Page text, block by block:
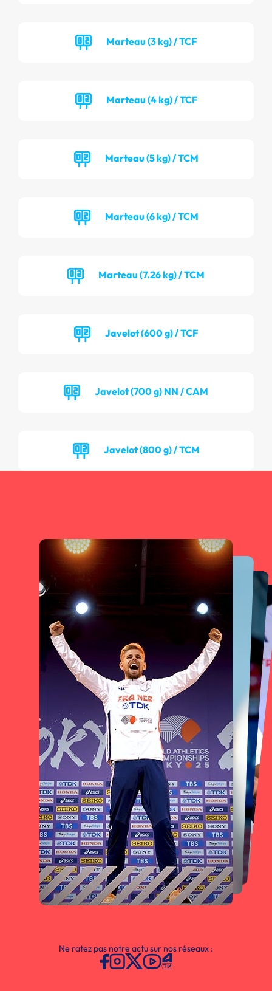
Marteau (3 kg) / TCF
Marteau (4 kg) / TCF
Marteau (5 kg) / TCM
Marteau (6 kg) / TCM
Marteau (7.26 kg) / TCM
Javelot (600 g) / TCF
Javelot (700 g) NN / CAM
Javelot (800 g) / TCM
Ne ratez pas notre actu sur nos réseaux :